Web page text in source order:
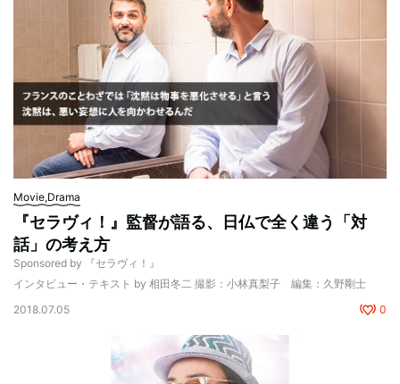
Movie,Drama
『セラヴィ！』監督が語る、日仏で全く違う「対
話」の考え方
Sponsored by 『セラヴィ！』
インタビュー・テキスト by 相田冬二 撮影：小林真梨子 編集：久野剛士
2018.07.05
0